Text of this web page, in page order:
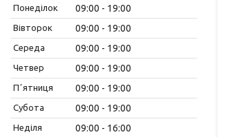
Понеділок 09:00 19:00
Вівторок 09:00 19:00
Середа 09:00 19:00
Четвер 09:00 19:00
Пʼятниця 09:00 19:00
Субота 09:00 19:00
Неділя 09:00 16:00